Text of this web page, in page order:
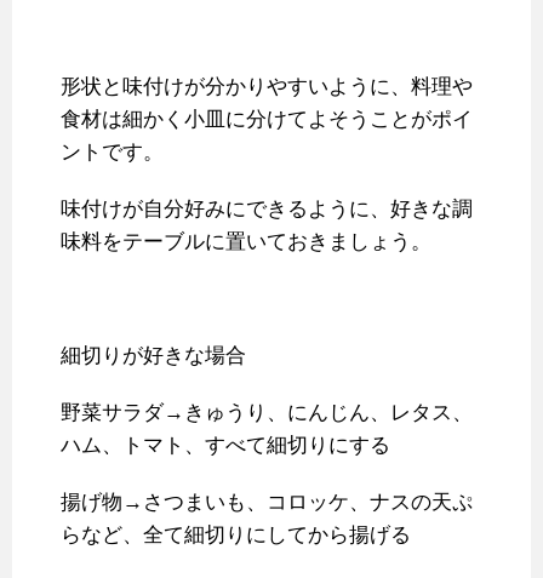
形状と味付けが分かりやすいように、料理や
食材は細かく小皿に分けてよそうことがポイ
ントです。
味付けが自分好みにできるように、好きな調
味料をテーブルに置いておきましょう。
細切りが好きな場合
野菜サラダ→きゅうり、にんじん、レタス、
ハム、トマト、すべて細切りにする
揚げ物→さつまいも、コロッケ、ナスの天ぷ
らなど、全て細切りにしてから揚げる